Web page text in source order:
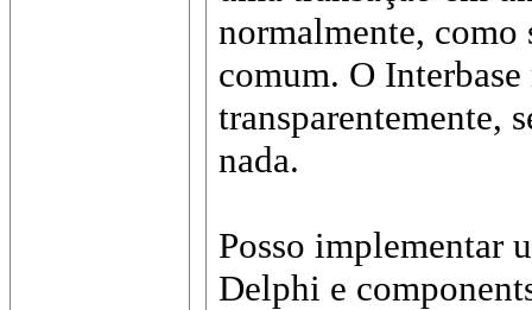
normalmente, como
comum. O
transparentemente,
nada.
Posso implementar
Delphi e